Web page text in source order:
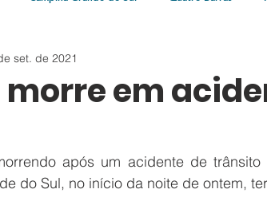
Litoral
em
set. de 2021
após um acidente de
do Sul, no início da noite de ontem,